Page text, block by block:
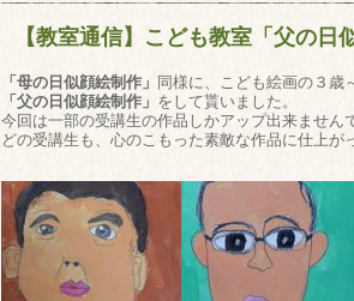
【教室通信】こども教室「父の日
「母の日似顔絵制作」 同様に、こども絵画の３歳
「父の日似顔絵制作」 をして貰いました。
今回は一部の受講生の作品しかアップ出来ません
どの受講生も、心のこもった素敵な作品に仕上が